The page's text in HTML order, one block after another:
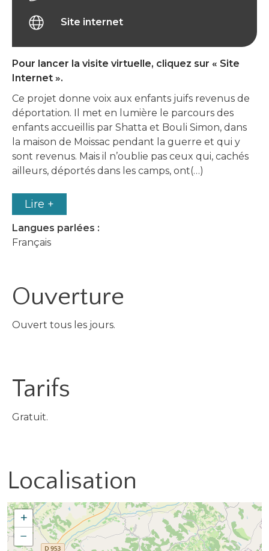
Pour lancer la visite virtuelle, cliquez sur « Site
Internet ».
Ce projet donne voix aux enfants juifs revenus de
déportation. Il met en lumière le parcours des
enfants accueillis par Shatta et Bouli Simon, dans
la maison de Moissac pendant la guerre et qui y
sont revenus. Mais il n’oublie pas ceux qui, cachés
ailleurs, déportés dans les camps, ont(…)
Lire +
Langues parlées :
Français
Ouverture
Ouvert tous les jours.
Tarifs
Gratuit.
Site internet
Localisation
+
−